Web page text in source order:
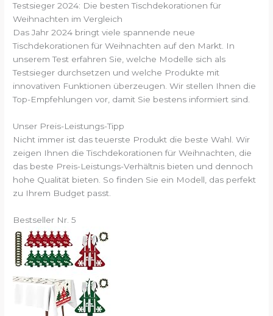
Testsieger 2024: Die besten Tischdekorationen für
Weihnachten im Vergleich
Das Jahr 2024 bringt viele spannende neue
Tischdekorationen für Weihnachten auf den Markt. In
unserem Test erfahren Sie, welche Modelle sich als
Testsieger durchsetzen und welche Produkte mit
innovativen Funktionen überzeugen. Wir stellen Ihnen die
Top-Empfehlungen vor, damit Sie bestens informiert sind.
Unser Preis-Leistungs-Tipp
Nicht immer ist das teuerste Produkt die beste Wahl. Wir
zeigen Ihnen die Tischdekorationen für Weihnachten, die
das beste Preis-Leistungs-Verhältnis bieten und dennoch
hohe Qualität bieten. So finden Sie ein Modell, das perfekt
zu Ihrem Budget passt.
Bestseller Nr. 5